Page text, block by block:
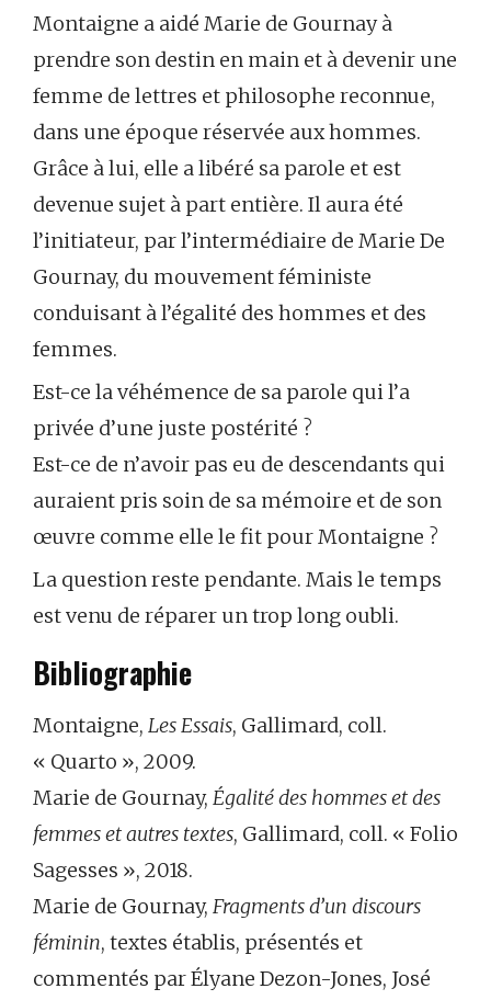
Montaigne a aidé Marie de Gournay à
prendre son destin en main et à devenir une
femme de lettres et philosophe reconnue,
dans une époque réservée aux hommes.
Grâce à lui, elle a libéré sa parole et est
devenue sujet à part entière. Il aura été
l’initiateur, par l’intermédiaire de Marie De
Gournay, du mouvement féministe
conduisant à l’égalité des hommes et des
femmes.
Est-ce la véhémence de sa parole qui l’a
privée d’une juste postérité ?
Est-ce de n’avoir pas eu de descendants qui
auraient pris soin de sa mémoire et de son
œuvre comme elle le fit pour Montaigne ?
La question reste pendante. Mais le temps
est venu de réparer un trop long oubli.
Bibliographie
Montaigne, Les Essais, Gallimard, coll.
« Quarto », 2009.
Marie de Gournay, Égalité des hommes et des
femmes et autres textes, Gallimard, coll. « Folio
Sagesses », 2018.
Marie de Gournay, Fragments d’un discours
féminin, textes établis, présentés et
commentés par Élyane Dezon-Jones, José